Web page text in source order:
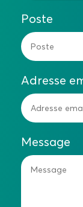
Poste
Adresse
Message